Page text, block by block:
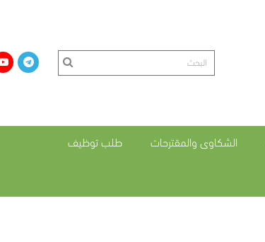
الشكاوى والمقترحات طلب توظيف